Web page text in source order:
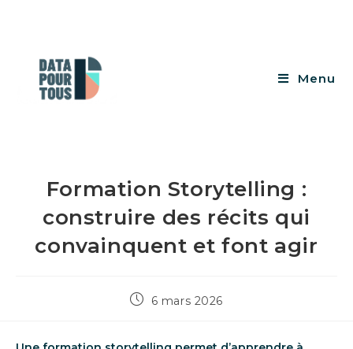
Menu
Formation Storytelling :
construire des récits qui
convainquent et font agir
6 mars 2026